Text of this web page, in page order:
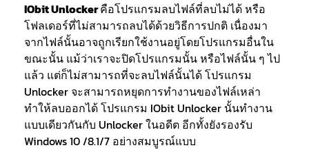
IObit Unlockerคือโปรแกรมลบไฟล์ที่ลบไม่ได้ หรือ
โฟลเดอร์ที่ไม่สามารถลบได้ด้วยวิธีการปกติ เนื่องมา
จากไฟล์นั้นอาจถูกเรียกใช้งานอยู่โดยโปรแกรมอื่นใน
ขณะนั้น แม้ว่าเราจะปิดโปรแกรมนั้น หรือไฟล์นั้น ๆ ไป
แล้ว แต่ก็ไม่สามารถที่จะลบไฟล์นั้นได้ โปรแกรม
Unlocker จะสามารถหยุดการทำงานของไฟล์เหล่า
ทำให้ลบออกได้ โปรแกรม IObit Unlocker นั้นทำงาน
แบบเดียวกันกับ Unlocker ในอดีต อีกทั้งยังรองรับ
Windows 10 /8.1/7 อย่างสมบูรณ์แบบ